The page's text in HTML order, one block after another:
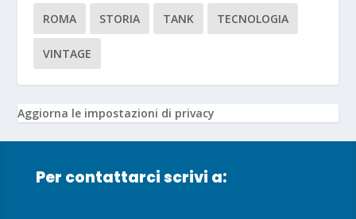
ROMA STORIA TANK TECNOLOGIA
VINTAGE
Aggiorna le impostazioni di privacy
Per contattarci scrivi a: